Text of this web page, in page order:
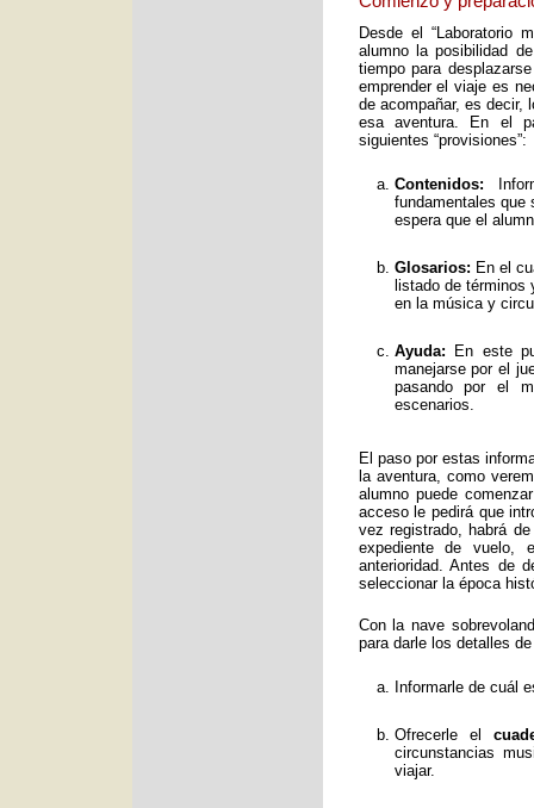
Desde el “Laboratorio
alumno la posibilidad
tiempo para
emprender el viaje es
de acompañar, es decir,
esa aventura. En el
siguientes “provisiones”:
Contenidos:
fundamentales que
espera que el
Glosarios: En el
listado de
en la música y
Ayuda: En este
manejarse por el
pasando por el
escenarios.
El paso por estas
la aventura, como
alumno puede
acceso le pedirá que
vez registrado, habrá
expediente de vuelo,
anterioridad. Antes de
seleccionar la época
Con la nave
para darle los detalles
Informarle de cuál
Ofrecerle el
circunstancias
viajar.